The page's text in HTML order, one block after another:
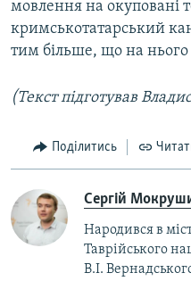
мовлення на окуповані
кримськотатарський
тим більше, що на нього
(Текст підготував
Поділитись
Сергій
Народився в
Таврійського
В.І.